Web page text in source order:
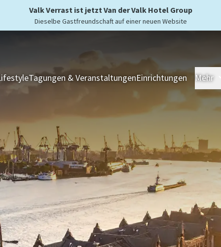
Valk Verrast ist jetzt Van der Valk Hotel Group
Dieselbe Gastfreundschaft auf einer neuen Website
Tagungen & VeranstaltungenEinrichtungen Mehr